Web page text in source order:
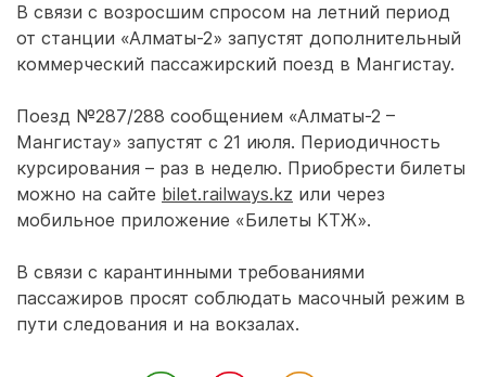
В связи с возросшим спросом на летний период
от станции «Алматы-2» запустят дополнительный
коммерческий пассажирский поезд в Мангистау.
Поезд №287/288 сообщением «Алматы-2 –
Мангистау» запустят с 21 июля. Периодичность
курсирования – раз в неделю. Приобрести билеты
можно на сайте bilet.railways.kz или через
мобильное приложение «Билеты КТЖ».
В связи с карантинными требованиями
пассажиров просят соблюдать масочный режим в
пути следования и на вокзалах.